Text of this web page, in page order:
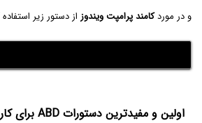
و در موردکامند پرامپت ویندوز از دستور زیر استفاده
اولین و مفیدترین دستورات ABD برای کاربران اندروید